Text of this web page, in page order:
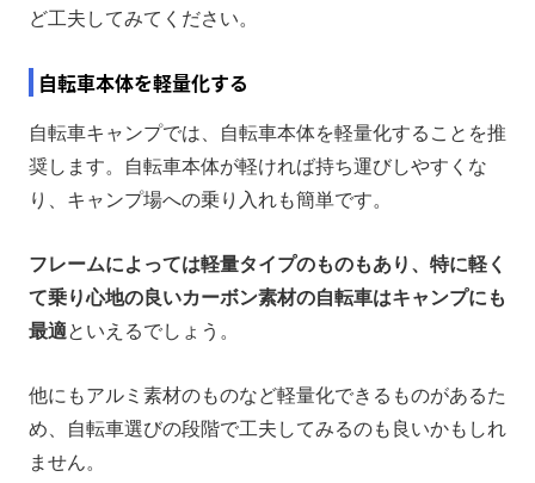
ど工夫してみてください。
自転車本体を軽量化する
自転車キャンプでは、自転車本体を軽量化することを推
奨します。自転車本体が軽ければ持ち運びしやすくな
り、キャンプ場への乗り入れも簡単です。
フレームによっては軽量タイプのものもあり、特に軽く
て乗り心地の良いカーボン素材の自転車はキャンプにも
最適といえるでしょう。
他にもアルミ素材のものなど軽量化できるものがあるた
め、自転車選びの段階で工夫してみるのも良いかもしれ
ません。